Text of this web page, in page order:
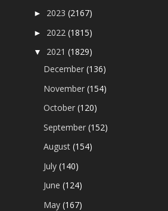
► 2023(2167)
► 2022(1815)
▼ 2021(1829)
December(136)
November(154)
October(120)
September(152)
August(154)
July(140)
June(124)
May(167)